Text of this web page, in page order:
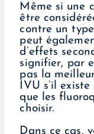
Même si une
être
contre un
peut
d’effets
signifier, par
pas la
IVU s’il
que les
choisir.
Dans ce cas,